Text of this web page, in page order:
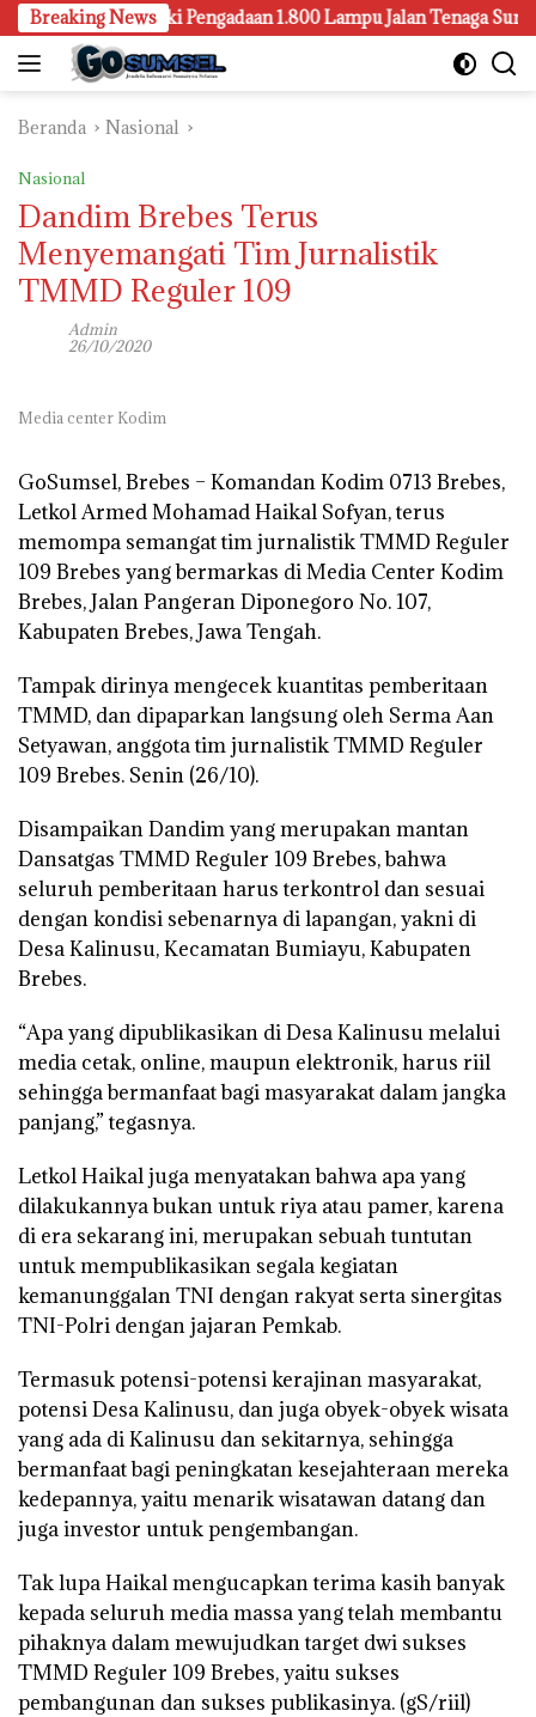
Langsung
ke
konten
Breaking News
Juga Selidiki Pengadaan 1.800 Lampu Jalan Tenaga Surya
Beranda Nasional
Nasional
Dandim Brebes Terus
Menyemangati Tim Jurnalistik
TMMD Reguler 109
Admin
26/10/2020
Media center Kodim
GoSumsel, Brebes – Komandan Kodim 0713 Brebes,
Letkol Armed Mohamad Haikal Sofyan, terus
memompa semangat tim jurnalistik TMMD Reguler
109 Brebes yang bermarkas di Media Center Kodim
Brebes, Jalan Pangeran Diponegoro No. 107,
Kabupaten Brebes, Jawa Tengah.
Tampak dirinya mengecek kuantitas pemberitaan
TMMD, dan dipaparkan langsung oleh Serma Aan
Setyawan, anggota tim jurnalistik TMMD Reguler
109 Brebes. Senin (26/10).
Disampaikan Dandim yang merupakan mantan
Dansatgas TMMD Reguler 109 Brebes, bahwa
seluruh pemberitaan harus terkontrol dan sesuai
dengan kondisi sebenarnya di lapangan, yakni di
Desa Kalinusu, Kecamatan Bumiayu, Kabupaten
Brebes.
“Apa yang dipublikasikan di Desa Kalinusu melalui
media cetak, online, maupun elektronik, harus riil
sehingga bermanfaat bagi masyarakat dalam jangka
panjang,” tegasnya.
Letkol Haikal juga menyatakan bahwa apa yang
dilakukannya bukan untuk riya atau pamer, karena
di era sekarang ini, merupakan sebuah tuntutan
untuk mempublikasikan segala kegiatan
kemanunggalan TNI dengan rakyat serta sinergitas
TNI-Polri dengan jajaran Pemkab.
Termasuk potensi-potensi kerajinan masyarakat,
potensi Desa Kalinusu, dan juga obyek-obyek wisata
yang ada di Kalinusu dan sekitarnya, sehingga
bermanfaat bagi peningkatan kesejahteraan mereka
kedepannya, yaitu menarik wisatawan datang dan
juga investor untuk pengembangan.
Tak lupa Haikal mengucapkan terima kasih banyak
kepada seluruh media massa yang telah membantu
pihaknya dalam mewujudkan target dwi sukses
TMMD Reguler 109 Brebes, yaitu sukses
pembangunan dan sukses publikasinya. (gS/riil)